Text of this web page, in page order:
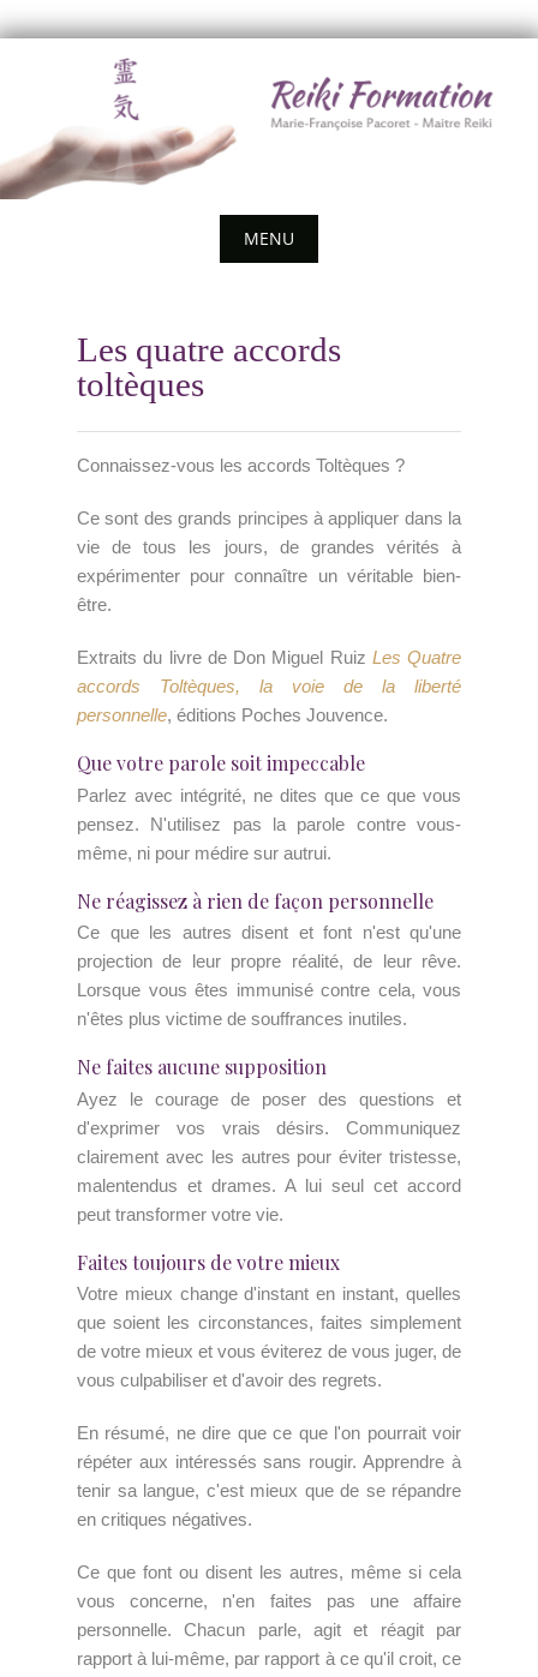
MENU
Les quatre accords
toltèques
Connaissez-vous les accords Toltèques ?
Ce sont des grands principes à appliquer dans la
vie de tous les jours, de grandes vérités à
expérimenter pour connaître un véritable bien-
être.
Extraits du livre de Don Miguel Ruiz Les Quatre
accords Toltèques, la voie de la liberté
personnelle, éditions Poches Jouvence.
Que votre parole soit impeccable
Parlez avec intégrité, ne dites que ce que vous
pensez. N'utilisez pas la parole contre vous-
même, ni pour médire sur autrui.
Ne réagissez à rien de façon personnelle
Ce que les autres disent et font n'est qu'une
projection de leur propre réalité, de leur rêve.
Lorsque vous êtes immunisé contre cela, vous
n'êtes plus victime de souffrances inutiles.
Ne faites aucune supposition
Ayez le courage de poser des questions et
d'exprimer vos vrais désirs. Communiquez
clairement avec les autres pour éviter tristesse,
malentendus et drames. A lui seul cet accord
peut transformer votre vie.
Faites toujours de votre mieux
Votre mieux change d'instant en instant, quelles
que soient les circonstances, faites simplement
de votre mieux et vous éviterez de vous juger, de
vous culpabiliser et d'avoir des regrets.
En résumé, ne dire que ce que l'on pourrait voir
répéter aux intéressés sans rougir. Apprendre à
tenir sa langue, c'est mieux que de se répandre
en critiques négatives.
Ce que font ou disent les autres, même si cela
vous concerne, n'en faites pas une affaire
personnelle. Chacun parle, agit et réagit par
rapport à lui-même, par rapport à ce qu'il croit, ce